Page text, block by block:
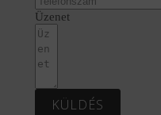
Üzenet
KÜLDÉS